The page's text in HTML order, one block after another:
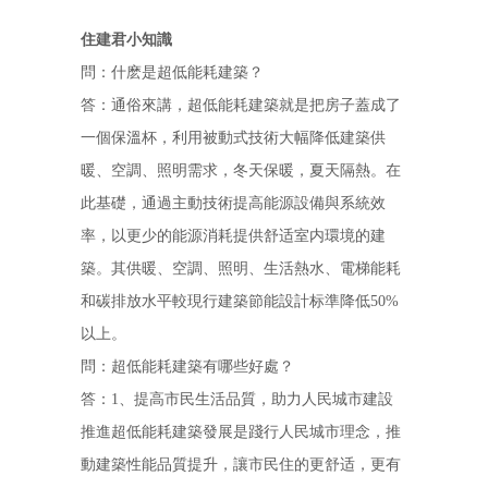
住建君小知識
問：什麽是超低能耗建築？
答：通俗來講，超低能耗建築就是把房子蓋成了
一個保溫杯，利用被動式技術大幅降低建築供
暖、空調、照明需求，冬天保暖，夏天隔熱。在
此基礎，通過主動技術提高能源設備與系統效
率，以更少的能源消耗提供舒适室内環境的建
築。其供暖、空調、照明、生活熱水、電梯能耗
和碳排放水平較現行建築節能設計标準降低50%
以上。
問：超低能耗建築有哪些好處？
答：1、提高市民生活品質，助力人民城市建設
推進超低能耗建築發展是踐行人民城市理念，推
動建築性能品質提升，讓市民住的更舒适，更有